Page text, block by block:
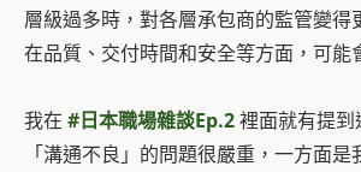
層級過多時，對各層承包商的監管變得
在品質、交付時間和安全等方面，可能
我在 #日本職場雜談Ep.2裡面就有提
「溝通不良」的問題很嚴重，一方面